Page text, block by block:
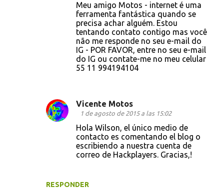
RESPONDER
Meu amigo Motos - internet é uma
ferramenta fantástica quando se
precisa achar alguém. Estou
tentando contato contigo mas você
não me responde no seu e-mail do
IG - POR FAVOR, entre no seu e-mail
do IG ou contate-me no meu celular
55 11 994194104
Vicente Motos
1 de agosto de 2015 a las 15:02
Hola Wilson, el único medio de
contacto es comentando el blog o
escribiendo a nuestra cuenta de
correo de Hackplayers. Gracias,!